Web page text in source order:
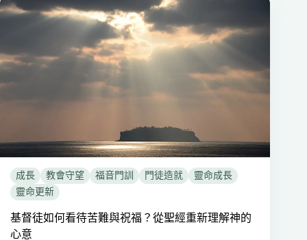
成長 教會守望 福音門訓 門徒造就
靈命成長
靈命更新
基督徒如何看待苦難與祝福？從聖經重新理解神的
心意